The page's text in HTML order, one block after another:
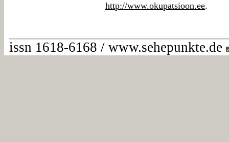
http://www.okupatsioon.ee.
issn 1618-6168 / www.sehepunkte.de